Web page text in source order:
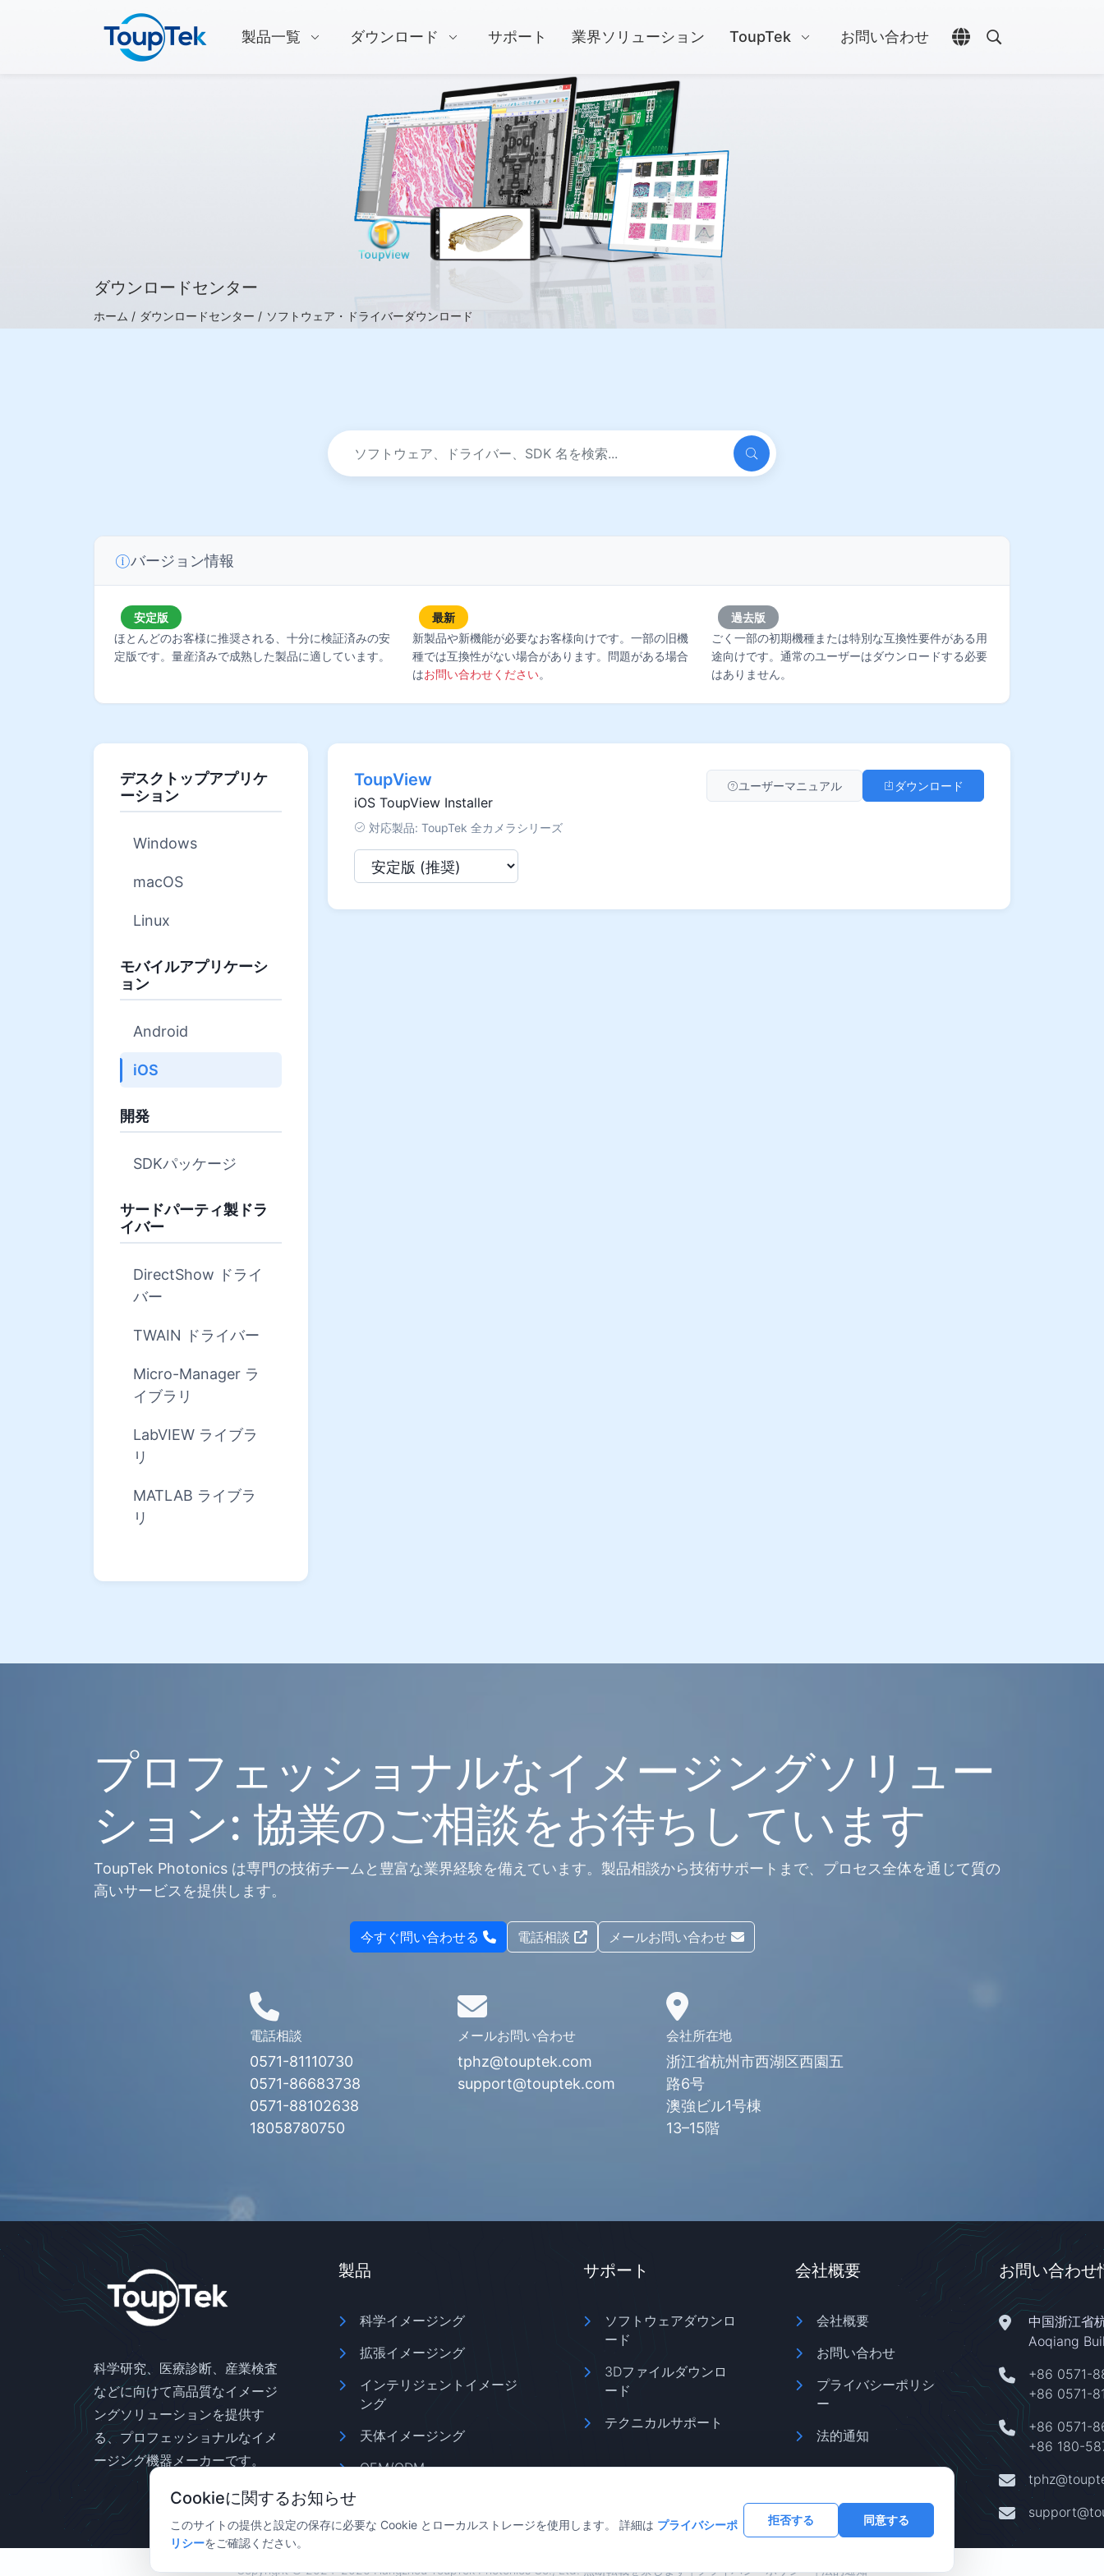
製品一覧 ダウンロード サポート 業界ソリューション ToupTek お問い合わせ
言語選択を開く
検索を開く
ダウンロードセンター
ホーム / ダウンロードセンター / ソフトウェア・ドライバーダウンロード
バージョン情報
安定版
ほとんどのお客様に推奨される、十分に検証済みの安
定版です。量産済みで成熟した製品に適しています。
最新
新製品や新機能が必要なお客様向けです。一部の旧機
種では互換性がない場合があります。問題がある場合
はお問い合わせください。
過去版
ごく一部の初期機種または特別な互換性要件がある用
途向けです。通常のユーザーはダウンロードする必要
はありません。
デスクトップアプリケ
ーション
Windows
macOS
Linux
モバイルアプリケーシ
ョン
Android
iOS
開発
SDKパッケージ
サードパーティ製ドラ
イバー
DirectShow ドライ
バー
TWAIN ドライバー
Micro-Manager ラ
イブラリ
LabVIEW ライブラ
リ
MATLAB ライブラ
リ
ToupView
iOS ToupView Installer
対応製品: ToupTek 全カメラシリーズ
ユーザーマニュアル ダウンロード
プロフェッショナルなイメージングソリュー
ション: 協業のご相談をお待ちしています
ToupTek Photonics は専門の技術チームと豊富な業界経験を備えています。製品相談から技術サポートまで、プロセス全体を通じて質の
高いサービスを提供します。
今すぐ問い合わせる 電話相談 メールお問い合わせ
電話相談
0571-81110730
0571-86683738
0571-88102638
18058780750
メールお問い合わせ
tphz@touptek.com
support@touptek.com
会社所在地
浙江省杭州市西湖区西園五
路6号
澳強ビル1号棟
13–15階
科学研究、医療診断、産業検査
などに向けて高品質なイメージ
ングソリューションを提供す
る、プロフェッショナルなイメ
ージング機器メーカーです。
製品
科学イメージング
拡張イメージング
インテリジェントイメージ
ング
天体イメージング
OEM/ODM
サポート
ソフトウェアダウンロ
ード
3Dファイルダウンロ
ード
テクニカルサポート
会社概要
会社概要
お問い合わせ
プライバシーポリシ
ー
法的通知
お問い合わせ
中国浙江省
Aoqiang
+86 0571-
+86 0571-
+86 0571-
+86 180-
Copyright © 2024–2026 Hangzhou ToupTek Photonics Co., Ltd. 無断転載を禁じます |プライバシーポリシー|法的通知
Cookieに関するお知らせ
このサイトの提供と設定の保存に必要な Cookie とローカルストレージを使用します。 詳細は プライバシーポ
リシーをご確認ください。
拒否する 同意する